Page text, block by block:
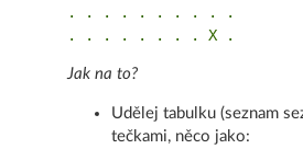
. . . . . . . . . .
Jak na to?
Udělej tabulku (seznam
tečkami, něco jako: